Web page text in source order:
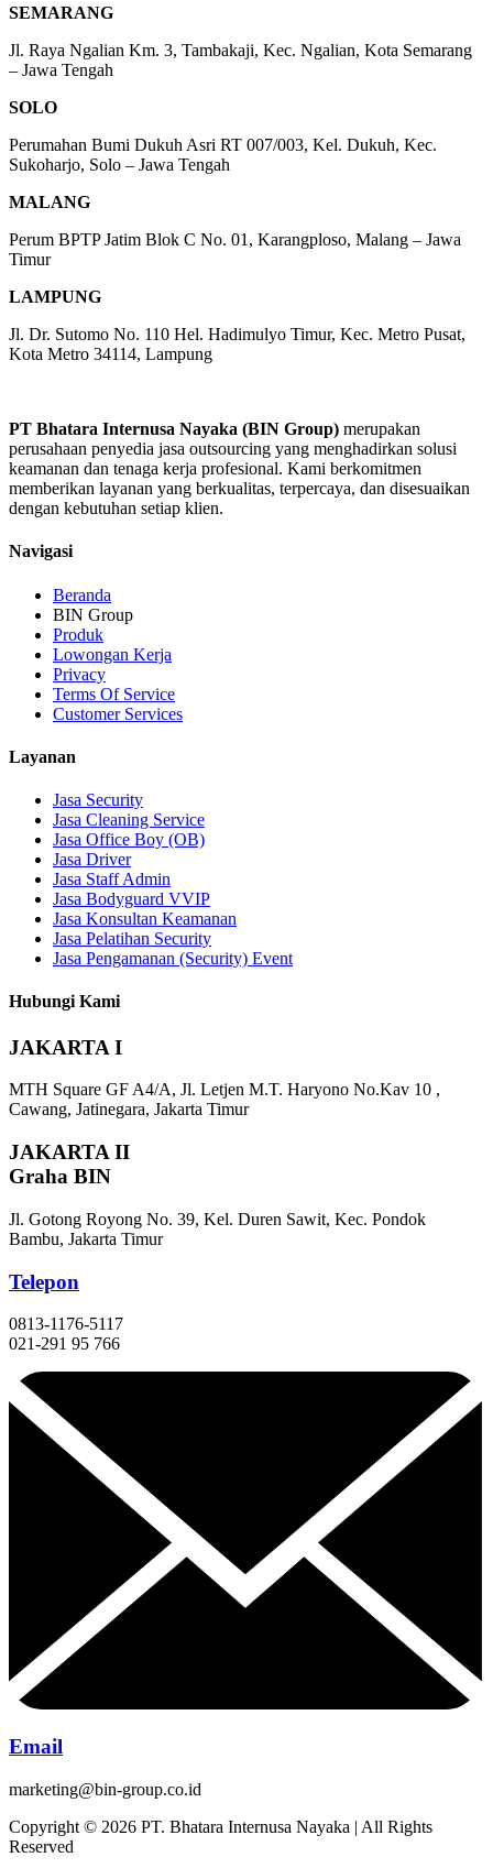
SEMARANG
Jl. Raya Ngalian Km. 3, Tambakaji, Kec. Ngalian, Kota Semarang
– Jawa Tengah
SOLO
Perumahan Bumi Dukuh Asri RT 007/003, Kel. Dukuh, Kec.
Sukoharjo, Solo – Jawa Tengah
MALANG
Perum BPTP Jatim Blok C No. 01, Karangploso, Malang – Jawa
Timur
LAMPUNG
Jl. Dr. Sutomo No. 110 Hel. Hadimulyo Timur, Kec. Metro Pusat,
Kota Metro 34114, Lampung
PT Bhatara Internusa Nayaka (BIN Group) merupakan
perusahaan penyedia jasa outsourcing yang menghadirkan solusi
keamanan dan tenaga kerja profesional. Kami berkomitmen
memberikan layanan yang berkualitas, terpercaya, dan disesuaikan
dengan kebutuhan setiap klien.
Navigasi
Beranda
BIN Group
Produk
Lowongan Kerja
Privacy
Terms Of Service
Customer Services
Layanan
Jasa Security
Jasa Cleaning Service
Jasa Office Boy (OB)
Jasa Driver
Jasa Staff Admin
Jasa Bodyguard VVIP
Jasa Konsultan Keamanan
Jasa Pelatihan Security
Jasa Pengamanan (Security) Event
Hubungi Kami
JAKARTA I
MTH Square GF A4/A, Jl. Letjen M.T. Haryono No.Kav 10 ,
Cawang, Jatinegara, Jakarta Timur
JAKARTA II
Graha BIN
Jl. Gotong Royong No. 39, Kel. Duren Sawit, Kec. Pondok
Bambu, Jakarta Timur
Telepon
0813-1176-5117
021-291 95 766
Email
marketing@bin-group.co.id
Copyright © 2026 PT. Bhatara Internusa Nayaka | All Rights
Reserved